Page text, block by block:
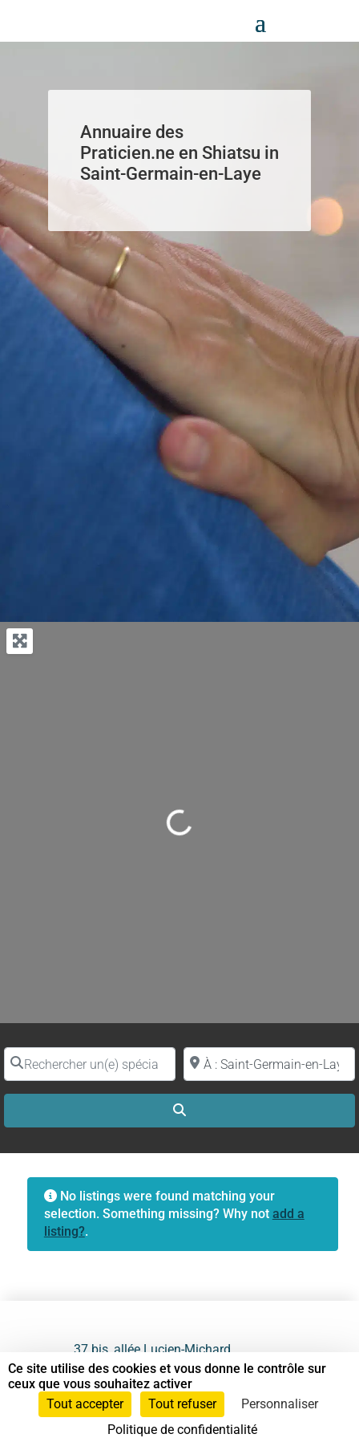
Annuaire des
Praticien.ne en Shiatsu in
Saint-Germain-en-Laye
Loading...
Rechercher un(e) spécialiste par nomProche de (ville ou région)
No listings were found matching your
selection. Something missing? Why not add a
listing?.
37 bis, allée Lucien-Michard
93190 Livry-Gargan
06 61 87 28 09
Ce site utilise des cookies et vous donne le contrôle sur
ceux que vous souhaitez activer
Tout accepter
Tout refuser
Personnaliser
Politique de confidentialité